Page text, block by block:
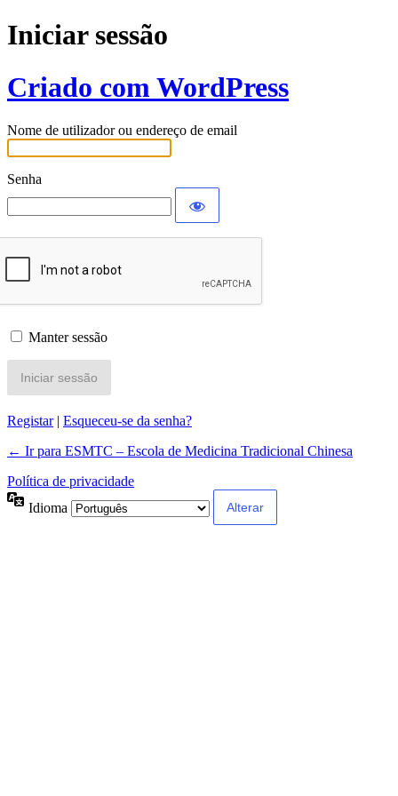
Iniciar sessão
Criado com WordPress
Nome de utilizador ou endereço de email
Senha
Manter sessão
Registar| Esqueceu-se da senha?
← Ir para ESMTC – Escola de Medicina Tradicional Chinesa
Política de privacidade
Idioma